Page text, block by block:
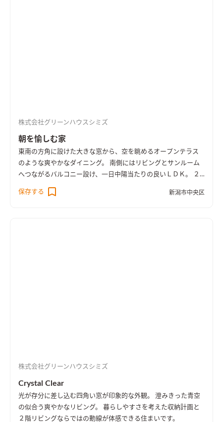
株式会社グリーンハウスシミズ
朝を愉しむ家
東南の方角に設けた大きな窓から、空を眺めるオープンテラス
のような爽やかなダイニング。 南側にはリビングとサンルーム
へつながるバルコニー設け、一日中陽当たりの良いＬＤＫ。 ２
階に水廻りを集約することで、家事動線もスムーズなお住まいで
保存する 新潟市中央区
株式会社グリーンハウスシミズ
Crystal Clear
光が存分に差し込む四角い窓が印象的な外観。 澄みきった青空
の似合う爽やかなリビング。 暮らしやすさを考えた収納計画と
２階リビングならではの動線が体感できる住まいです。